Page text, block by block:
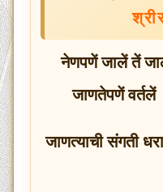
नेणपणें जालें तें
जाणतेपणें
जाणत्याची संगती